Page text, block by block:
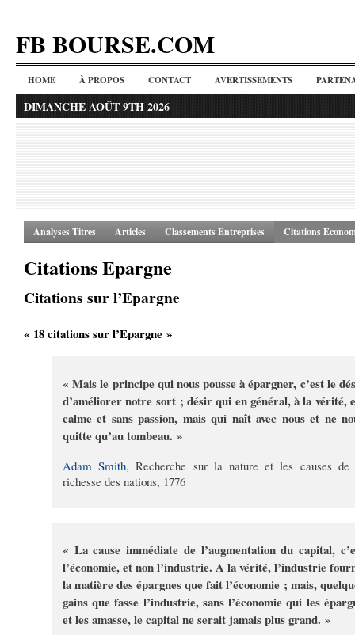
FB BOURSE.COM
HOME À PROPOS CONTACT AVERTISSEMENTS
DIMANCHE AOÛT 9TH 2026
Analyses Titres Articles Classements Entreprises Citations
Citations Epargne
Citations sur l’Epargne
« 18 citations sur l’Epargne »
« Mais le principe qui nous pousse à épargner, c’est le
d’améliorer notre sort ; désir qui en général, à la vérité,
calme et sans passion, mais qui naît avec nous et ne
quitte qu’au tombeau. »
Adam Smith, Recherche sur la nature et les causes de
richesse des nations, 1776
« La cause immédiate de l’augmentation du capital,
l’économie, et non l’industrie. A la vérité, l’industrie
la matière des épargnes que fait l’économie ; mais,
gains que fasse l’industrie, sans l’économie qui les
et les amasse, le capital ne serait jamais plus grand. »